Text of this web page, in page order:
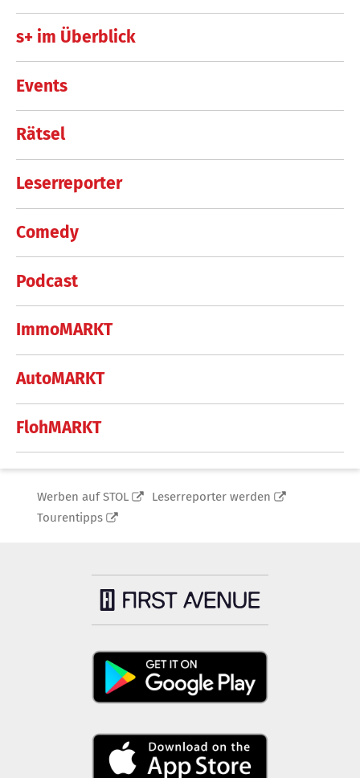
s+ im Überblick
Events
Rätsel
Leserreporter
Comedy
Podcast
ImmoMARKT
AutoMARKT
FlohMARKT
Werben auf STOL
Leserreporter werden
Tourentipps